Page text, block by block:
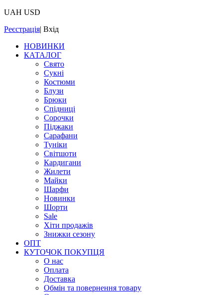
UAH USD
Реєстрація| Вхід
НОВИНКИ
КАТАЛОГ
Свято
Сукні
Костюми
Блузи
Брюки
Спідниці
Сорочки
Піджаки
Сарафани
Туніки
Світшоти
Кардигани
Жилети
Майки
Шарфи
Новинки
Шорти
Sale
Хіти продажів
Знижки сезону
ОПТ
КУТОЧОК ПОКУПЦЯ
О нас
Оплата
Доставка
Обмін та повернення товару